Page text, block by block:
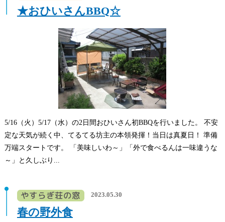
事業内容
★おひいさんBBQ☆
5/16（火）5/17（水）の2日間おひいさん初BBQを行いました。 不安
定な天気が続く中、てるてる坊主の本領発揮！当日は真夏日！ 準備
万端スタートです。 「美味しいわ～」「外で食べるんは一味違うな
～」と久しぶり...
2023.05.30
春の野外食